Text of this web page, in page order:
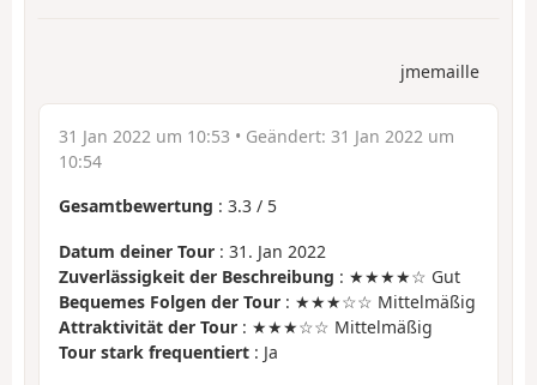
jmemaille
31 Jan 2022 um 10:53 • Geändert: 31 Jan 2022 um
10:54
Gesamtbewertung : 3.3 / 5
Datum deiner Tour : 31. Jan 2022
Zuverlässigkeit der Beschreibung : ★★★★☆ Gut
Bequemes Folgen der Tour : ★★★☆☆ Mittelmäßig
Attraktivität der Tour : ★★★☆☆ Mittelmäßig
Tour stark frequentiert : Ja